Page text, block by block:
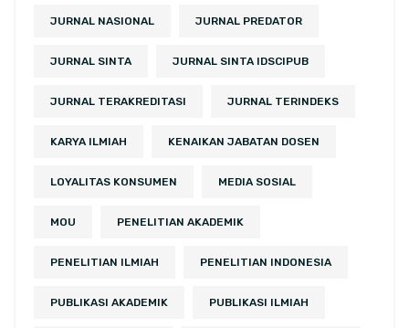
JURNAL NASIONAL JURNAL PREDATOR
JURNAL SINTA JURNAL SINTA IDSCIPUB
JURNAL TERAKREDITASI JURNAL TERINDEKS
KARYA ILMIAH KENAIKAN JABATAN DOSEN
LOYALITAS KONSUMEN MEDIA SOSIAL
MOU PENELITIAN AKADEMIK
PENELITIAN ILMIAH PENELITIAN INDONESIA
PUBLIKASI AKADEMIK PUBLIKASI ILMIAH